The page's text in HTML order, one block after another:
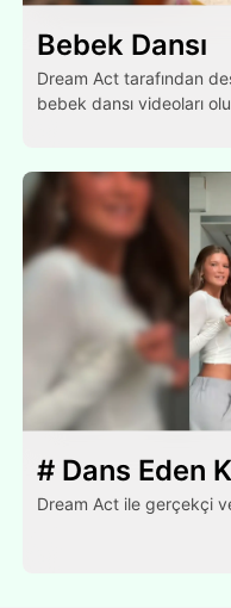
Bebek Dansı
Dream Act tarafından
bebek dansı videoları
# Dans Eden
Dream Act ile gerçekçi